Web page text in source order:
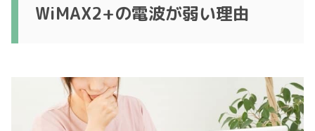
WiMAX2+の電波が弱い理由